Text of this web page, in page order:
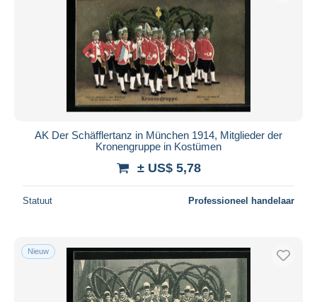
AK Der Schäfflertanz in München 1914, Mitglieder der
Kronengruppe in Kostümen
± US$ 5,78
Statuut Professioneel handelaar
Nieuw